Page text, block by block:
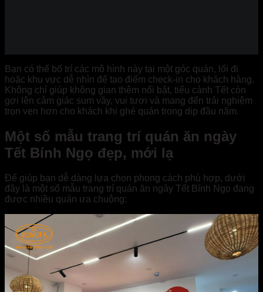
Bạn có thể bố trí các mô hình này tại một góc quán, lối đi
hoặc khu vực dễ nhìn để tạo điểm check-in cho khách hàng.
Không chỉ giúp không gian thêm nổi bật, tiểu cảnh Tết còn
gợi lên cảm giác sum vầy, vui tươi và mang đến trải nghiệm
trọn vẹn hơn cho khách khi ghé quán trong dịp đầu năm.
Một số mẫu trang trí quán ăn ngày
Tết Bính Ngọ đẹp, mới lạ
Để giúp bạn dễ dàng lựa chọn phong cách phù hợp, dưới
đây là một số mẫu trang trí quán ăn ngày Tết Bính Ngọ đang
được nhiều quán ưa chuộng: